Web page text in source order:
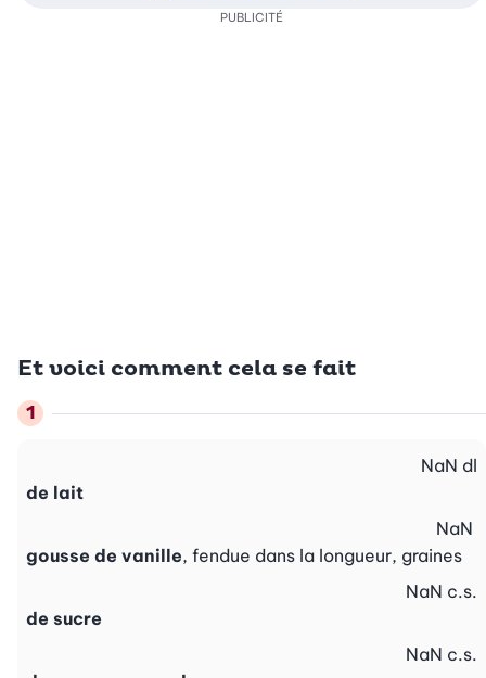
Et voici comment cela se fait
de lait
NaN dl
gousse de vanille, fendue dans la longueur, graines
NaN
de sucre
NaN c.s.
NaN c.s.
PUBLICITÉ